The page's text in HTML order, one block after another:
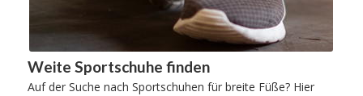
Weite Sportschuhe finden
Auf der Suche nach Sportschuhen für breite Füße? Hier